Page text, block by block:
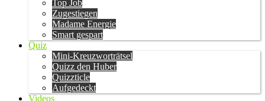
Top Job
Zugestiegen
Madame Energie
Smart gespart
Quiz
Mini-Kreuzworträtsel
Quizz den Huber
Quizzticle
Aufgedeckt
Videos